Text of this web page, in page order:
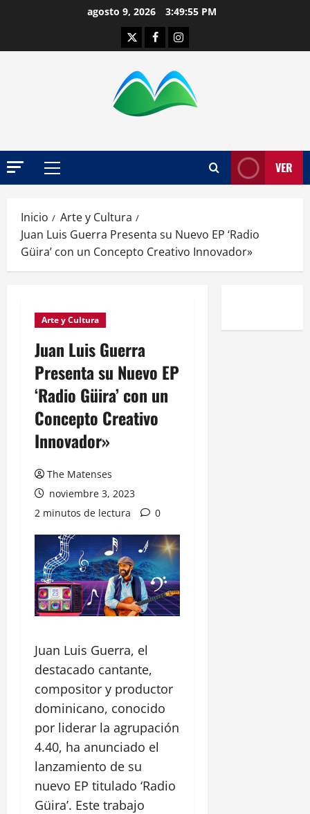
agosto 9, 2026 3:49:56 PM
TwitterFacebookInstagram
Menú
VER
Inicio
Arte y Cultura
Juan Luis Guerra Presenta su Nuevo EP ‘Radio
Güira’ con un Concepto Creativo Innovador»
Arte y Cultura
Juan Luis Guerra
Presenta su Nuevo EP
‘Radio Güira’ con un
Concepto Creativo
Innovador»
The Matenses
noviembre 3, 2023
2 minutos de lectura
0
Juan Luis Guerra, el
destacado cantante,
compositor y productor
dominicano, conocido
por liderar la agrupación
4.40, ha anunciado el
lanzamiento de su
nuevo EP titulado ‘Radio
Güira’. Este trabajo